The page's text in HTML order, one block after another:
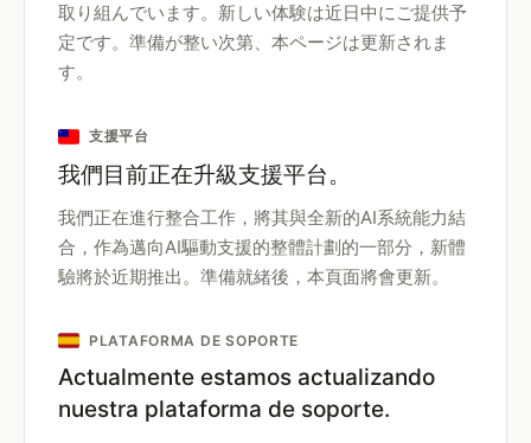
取り組んでいます。新しい体験は近日中にご提供予
定です。準備が整い次第、本ページは更新されま
す。
支援平台
我們目前正在升級支援平台。
我們正在進行整合工作，將其與全新的AI系統能力結
合，作為邁向AI驅動支援的整體計劃的一部分，新體
驗將於近期推出。準備就緒後，本頁面將會更新。
PLATAFORMA DE SOPORTE
Actualmente estamos actualizando
nuestra plataforma de soporte.